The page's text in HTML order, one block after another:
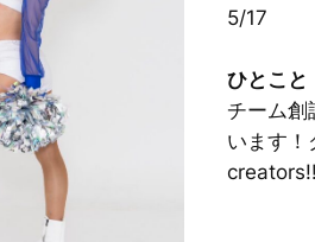
5/17
ひとこと
チーム創
います！